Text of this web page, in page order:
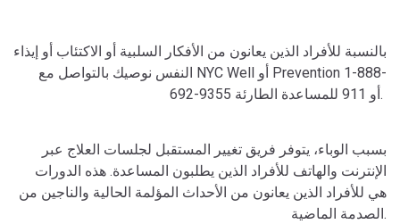
بالنسبة للأفراد الذين يعانون من الأفكار السلبية أو الاكتئاب أو إيذاء
النفس نوصيك بالتواصل مع NYC Well أو Prevention 1-888-
692-9355 أو 911 للمساعدة الطارئة.
بسبب الوباء، يتوفر فريق تغيير المستقبل لجلسات العلاج عبر
الإنترنت والهاتف للأفراد الذين يطلبون المساعدة. هذه الدورات
هي للأفراد الذين يعانون من الأحداث المؤلمة الحالية والناجين من
الصدمة الماضية.